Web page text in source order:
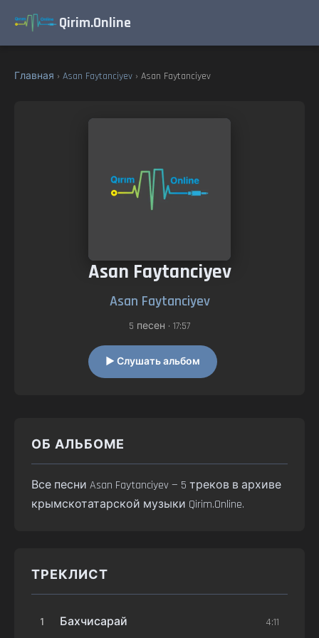
Qirim.Online
Главная › Asan Faytanciyev › Asan Faytanciyev
Asan Faytanciyev
Asan Faytanciyev
5 песен • 17:57
▶ Слушать альбом
ОБ АЛЬБОМЕ
Все песни Asan Faytanciyev — 5 треков в архиве
крымскотатарской музыки Qirim.Online.
ТРЕКЛИСТ
1 Бахчисарай 4:11